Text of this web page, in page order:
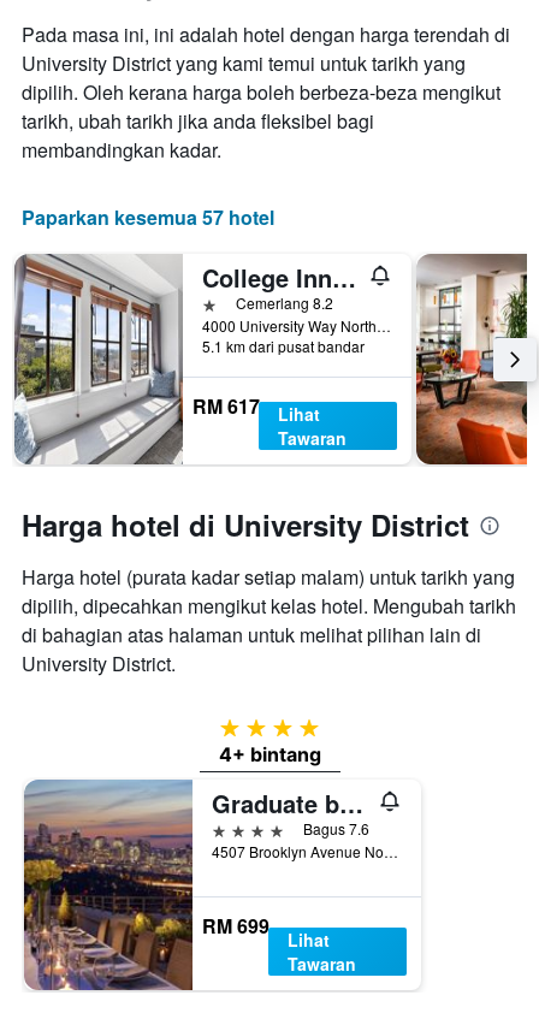
bilik
hujung
minggu
ini
yang
ditemui
hari
hari
sebelum
penginapan
Carta
mempunyai
1
yang
memaparkan
harga
purata
bilik
Pada masa ini, ini adalah hotel dengan harga terendah di
University District yang kami temui untuk tarikh yang
dipilih. Oleh kerana harga boleh berbeza-beza mengikut
tarikh, ubah tarikh jika anda fleksibel bagi
membandingkan kadar.
Paparkan kesemua 57 hotel
College Inn Hotel
1 bintang
Cemerlang 8.2
4000 University Way Northeast, Seattle, WA, Amerika Syarikat
5.1 km dari pusat bandar
RM 617
Lihat
Tawaran
Harga hotel di University District
Harga hotel (purata kadar setiap malam) untuk tarikh yang
dipilih, dipecahkan mengikut kelas hotel. Mengubah tarikh
di bahagian atas halaman untuk melihat pilihan lain di
University District.
4 bintang
4+ bintang
Graduate by Hilton Seattle
4 bintang
Bagus 7.6
4507 Brooklyn Avenue Northeast, Seattle, WA, Amerika Syarikat
RM 699
Lihat
Tawaran